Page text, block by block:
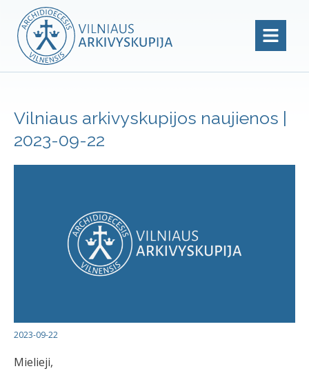
Vilniaus arkivyskupijos naujienos |
2023-09-22
2023-09-22
Mielieji,